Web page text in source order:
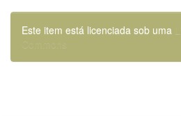
Este item está licenciada sob uma
Commons